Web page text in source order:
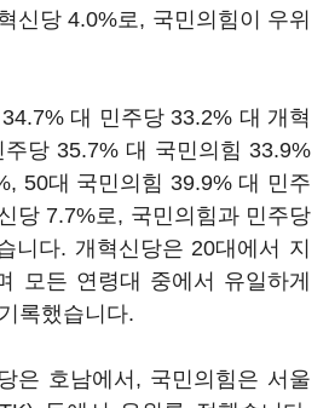
신당 4.0%로, 국민의힘이 우위
대 민주당 33.2% 대 개혁
당 35.7% 대 국민의힘 33.9%
50대 국민의힘 39.9% 대 민주
당 7.7%로, 국민의힘과 민주당
니다. 개혁신당은 20대에서 지
모든 연령대 중에서 유일하게
록했습니다.
은 호남에서, 국민의힘은 서울